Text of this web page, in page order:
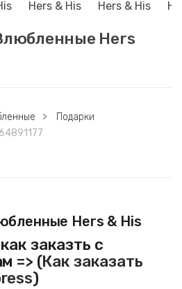
Hers
>
Подарки
Hers & His
заказть с
=> (Как заказать
)